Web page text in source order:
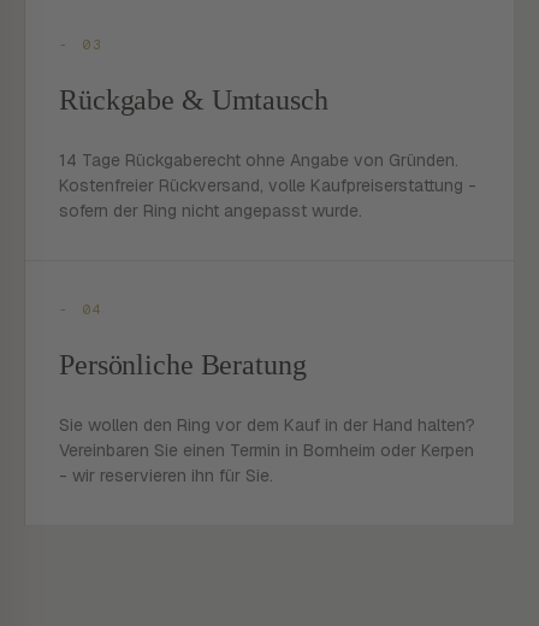
- 03
Rückgabe & Umtausch
14 Tage Rückgaberecht ohne Angabe von Gründen.
Kostenfreier Rückversand, volle Kaufpreiserstattung -
sofern der Ring nicht angepasst wurde.
- 04
Persönliche Beratung
Sie wollen den Ring vor dem Kauf in der Hand halten?
Vereinbaren Sie einen Termin in Bornheim oder Kerpen
- wir reservieren ihn für Sie.